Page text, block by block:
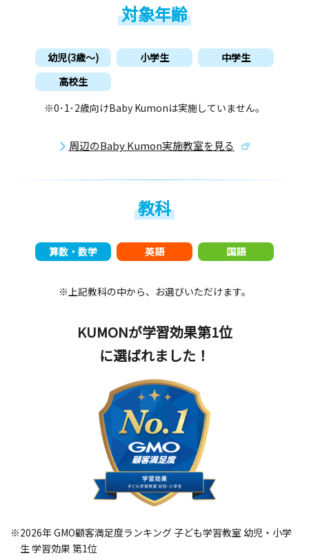
対象年齢
幼児(3歳〜) 小学生
中学生
高校生
※0･1･2歳向けBaby Kumonは実施していません。
周辺のBaby Kumon実施教室を見る
教科
算数・数学 英語 国語
※上記教科の中から、お選びいただけます。
KUMONが学習効果第1位
に選ばれました！
※2026年 GMO顧客満足度ランキング 子ども学習教室 幼児・小学
生 学習効果 第1位